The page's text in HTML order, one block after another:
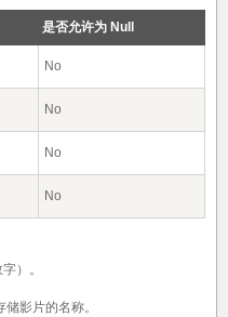
是否允许为 Null
No
No
No
No
）。
影片的名称。